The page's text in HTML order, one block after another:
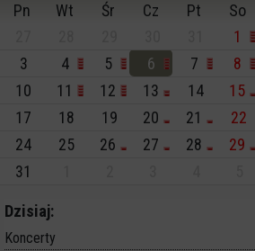
Pn
Wt Śr Cz Pt So
1
3
4 5 6 7 8
10
11 12 13 14 15
17
18 19 20 21 22
24
25 26 27 28 29
31
Dzisiaj:
Koncerty